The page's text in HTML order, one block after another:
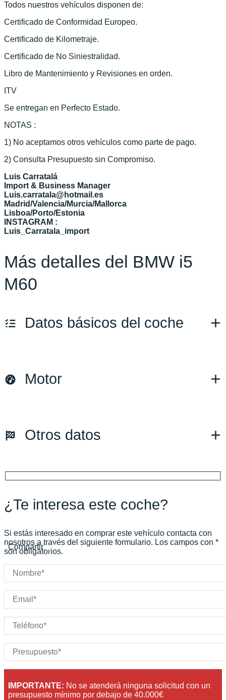
Compartir
Todos nuestros vehículos disponen de:
Certificado de Conformidad Europeo.
Certificado de Kilometraje.
Certificado de No Siniestralidad.
Libro de Mantenimiento y Revisiones en orden.
ITV
Se entregan en Perfecto Estado.
NOTAS :
1) No aceptamos otros vehículos como parte de pago.
2) Consulta Presupuesto sin Compromiso.
Luis Carratalá
Import & Business Manager
Luis.carratala@hotmail.es
Madrid/Valencia/Murcia/Mallorca
Lisboa/Porto/Estonia
INSTAGRAM :
Luis_Carratala_import
Más detalles del BMW i5
M60
Datos básicos del coche
Versión:No especificado
Motor
Transmisión:Automático
Potencia:601CV
Otros datos
Color:Azul
Color interior:
Carrocería:
Puertas:
Plazas:
¿Te interesa este coche?
Si estás interesado en comprar este vehículo contacta con
nosotros a través del siguiente formulario. Los campos con *
son obligatorios.
IMPORTANTE: No se atenderá ninguna solicitud con un
presupuesto mínimo por debajo de 40.000€